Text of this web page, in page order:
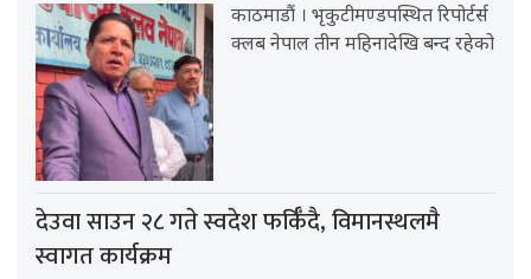
काठमाडौं । भृकुटीमण्डपस्थित रिपोर्टर्स
क्लब नेपाल तीन महिनादेखि बन्द रहेको
देउवा साउन २८ गते स्वदेश फर्किँदै, विमानस्थलमै
स्वागत कार्यक्रम